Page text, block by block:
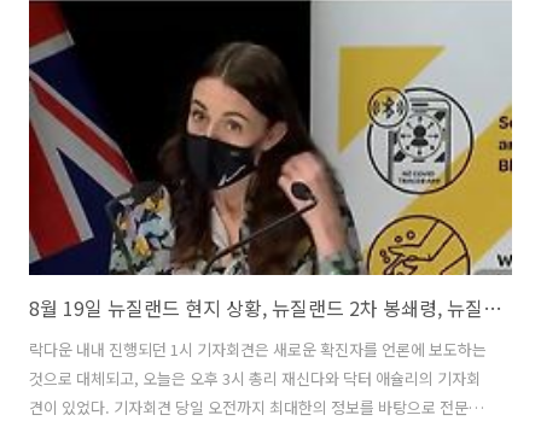
없는데, 코로나 관련 확진자가 나온 이후 하루 종일 시간마다 홈페이지에
들어간다. 그만큼 빠르게 정보가 업데이트가 되다보니 혹시나 우리 동네
에 확진자가 나왔다면 놓치지 않고, 동선을 확인할 수 있다. 적어도 우리
지역에서 나왔다는 사실을 알 수 있다. 감염자가 다녀간 동선은 정부에서
운영하는..
8월 19일 뉴질랜드 현지 상황, 뉴질랜드 2차 봉쇄령, 뉴질랜드 2차 락다운, 뉴질랜드 코로나, 뉴질랜드 봉쇄령, 뉴질랜드 코로나19 레벨4, 뉴질랜드 코로나 검사, 코로나 검사, 화이자백신, 뉴질..
락다운 내내 진행되던 1시 기자회견은 새로운 확진자를 언론에 보도하는
것으로 대체되고, 오늘은 오후 3시 총리 재신다와 닥터 애슐리의 기자회
견이 있었다. 기자회견 당일 오전까지 최대한의 정보를 바탕으로 전문가